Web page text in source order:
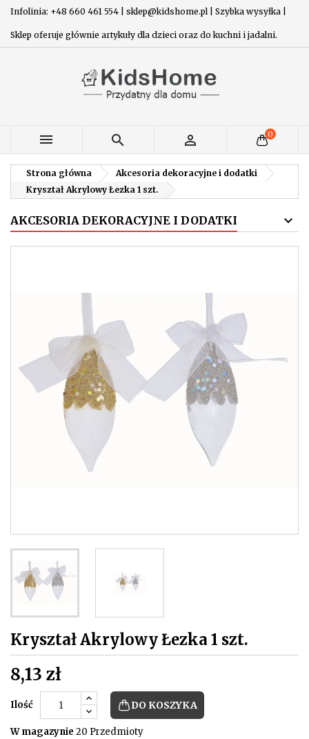
Infolinia: +48 660 461 554 | sklep@kidshome.pl | Szybka wysyłka |
Sklep oferuje głównie artykuły dla dzieci oraz do kuchni i jadalni.
   0
Strona główna
Akcesoria dekoracyjne i dodatki
Kryształ Akrylowy Łezka 1 szt.
AKCESORIA DEKORACYJNE I DODATKI
Kryształ Akrylowy Łezka 1 szt.
8,13 zł
Ilość DO KOSZYKA
W magazynie 20 Przedmioty